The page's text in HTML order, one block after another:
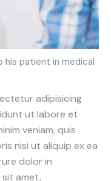
his patient in medical
adipisicing
ut labore et
veniam, quis
nisi ut aliquip ex ea
dolor in
amet,